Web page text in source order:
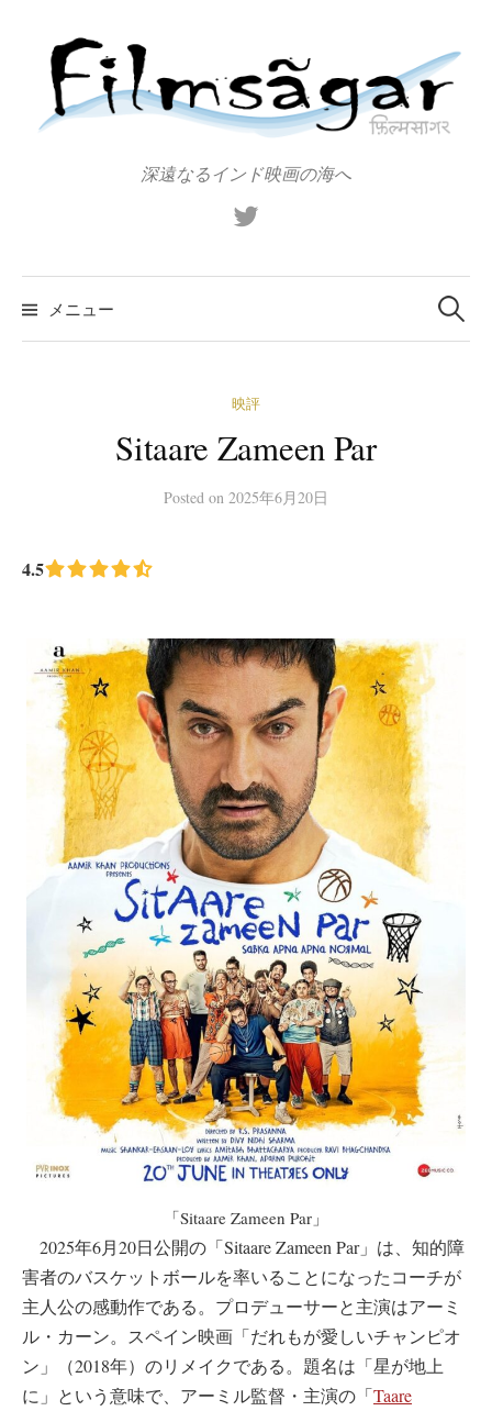
プ
深遠なるインド映画の海へ
メニュー
検
索:
映評
Sitaare Zameen Par
Posted on 2025年6月20日
4.5
「Sitaare Zameen Par」
2025年6月20日公開の「Sitaare Zameen Par」は、知的障
害者のバスケットボールを率いることになったコーチが
主人公の感動作である。プロデューサーと主演はアーミ
ル・カーン。スペイン映画「だれもが愛しいチャンピオ
ン」（2018年）のリメイクである。題名は「星が地上
に」という意味で、アーミル監督・主演の「Taare